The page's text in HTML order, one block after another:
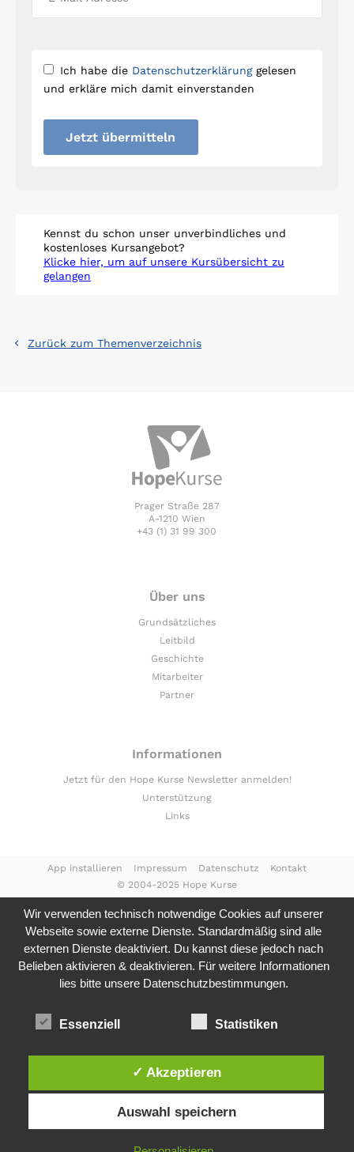
Ich habe die Datenschutzerklärunggelesen
und erkläre mich damit einverstanden
Jetzt übermitteln
Kennst du schon unser unverbindliches und
kostenloses Kursangebot?
Klicke hier, um auf unsere Kursübersicht zu
gelangen
Zurück zum Themenverzeichnis
Prager Straße 287
A-1210 Wien
+43 (1) 31 99 300
Über uns
Grundsätzliches
Leitbild
Geschichte
Mitarbeiter
Partner
Informationen
Jetzt für den Hope Kurse Newsletter anmelden!
Unterstützung
Links
© 2004-2025 Hope Kurse
App installieren Impressum Datenschutz Kontakt
Wir verwenden technisch notwendige Cookies auf unserer
Webseite sowie externe Dienste. Standardmäßig sind alle
externen Dienste deaktiviert. Du kannst diese jedoch nach
Belieben aktivieren & deaktivieren. Für weitere Informationen
lies bitte unsere Datenschutzbestimmungen.
Essenziell Statistiken
✓ Akzeptieren
Auswahl speichern